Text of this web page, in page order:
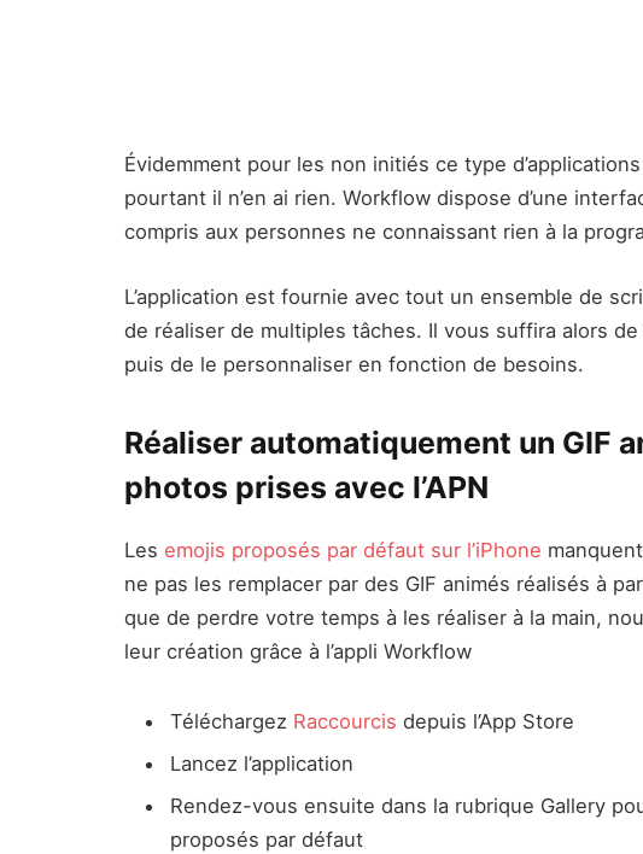
Évidemment pour les non initiés ce type
pourtant il n’en ai rien. Workflow dispose d’une
compris aux personnes ne connaissant rien à la
L’application est fournie avec tout un ensemble de
de réaliser de multiples tâches. Il vous suffira alors
puis de le personnaliser en fonction de besoins.
Réaliser automatiquement un GIF
photos prises avec l’APN
Les emojis proposés par défaut sur l’iPhone
ne pas les remplacer par des GIF animés réalisés à
que de perdre votre temps à les réaliser à la main,
leur création grâce à l’appli Workflow
Téléchargez Raccourcis depuis l’App Store
Lancez l’application
Rendez-vous ensuite dans la rubrique Gallery
proposés par défaut